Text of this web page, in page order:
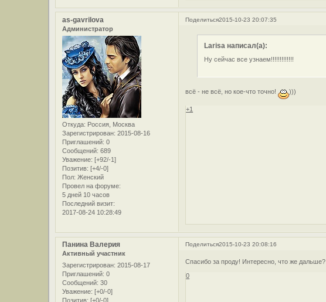
Поделиться2015-10-23 20:07:35
as-gavrilova
Администратор
Откуда: Россия, Москва
Зарегистрирован: 2015-08-16
Приглашений: 0
Сообщений: 689
Уважение: [+92/-1]
Позитив: [+4/-0]
Пол: Женский
Провел на форуме:
5 дней 10 часов
Последний визит:
2017-08-24 10:28:49
Larisa написал(а):
Ну сейчас все узнаем!!!!!!!!!!!!!
всё - не всё, но кое-что точно! )))
+1
Поделиться2015-10-23 20:08:16
Панина Валерия
Активный участник
Зарегистрирован: 2015-08-17
Приглашений: 0
Сообщений: 30
Уважение: [+0/-0]
Позитив: [+0/-0]
Спасибо за проду! Интересно, что же дальше?
0